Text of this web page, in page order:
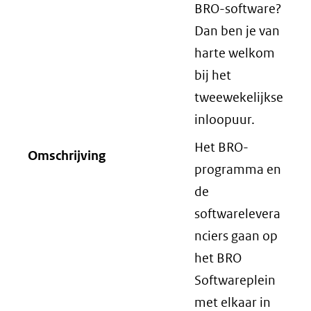
BRO-software?
Dan ben je van
harte welkom
bij het
tweewekelijkse
inloopuur.
Omschrijving
Het BRO-
programma en
de
softwarelevera
nciers gaan op
het BRO
Softwareplein
met elkaar in